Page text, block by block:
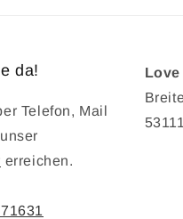
da!
Telefon, Mail
erreichen.